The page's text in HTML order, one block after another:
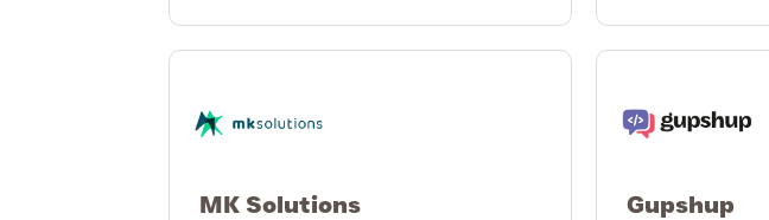
MK Solutions Gupshup